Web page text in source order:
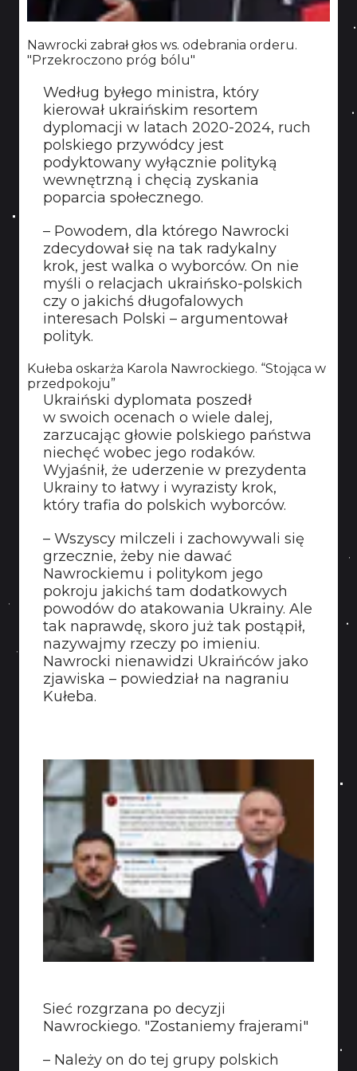
Nawrocki zabrał głos ws. odebrania orderu.
"Przekroczono próg bólu"
Według byłego ministra, który
kierował ukraińskim resortem
dyplomacji w latach 2020-2024, ruch
polskiego przywódcy jest
podyktowany wyłącznie polityką
wewnętrzną i chęcią zyskania
poparcia społecznego.
– Powodem, dla którego Nawrocki
zdecydował się na tak radykalny
krok, jest walka o wyborców. On nie
myśli o relacjach ukraińsko-polskich
czy o jakichś długofalowych
interesach Polski – argumentował
polityk.
Kułeba oskarża Karola Nawrockiego. “Stojąca w
przedpokoju”
Ukraiński dyplomata poszedł
w swoich ocenach o wiele dalej,
zarzucając głowie polskiego państwa
niechęć wobec jego rodaków.
Wyjaśnił, że uderzenie w prezydenta
Ukrainy to łatwy i wyrazisty krok,
który trafia do polskich wyborców.
– Wszyscy milczeli i zachowywali się
grzecznie, żeby nie dawać
Nawrockiemu i politykom jego
pokroju jakichś tam dodatkowych
powodów do atakowania Ukrainy. Ale
tak naprawdę, skoro już tak postąpił,
nazywajmy rzeczy po imieniu.
Nawrocki nienawidzi Ukraińców jako
zjawiska – powiedział na nagraniu
Kułeba.
Sieć rozgrzana po decyzji
Nawrockiego. "Zostaniemy frajerami"
– Należy on do tej grupy polskich